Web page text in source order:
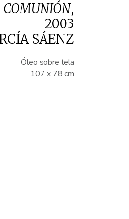
COMUNIÓN,
2003
SÁENZ
Óleo sobre tela
107 x 78 cm